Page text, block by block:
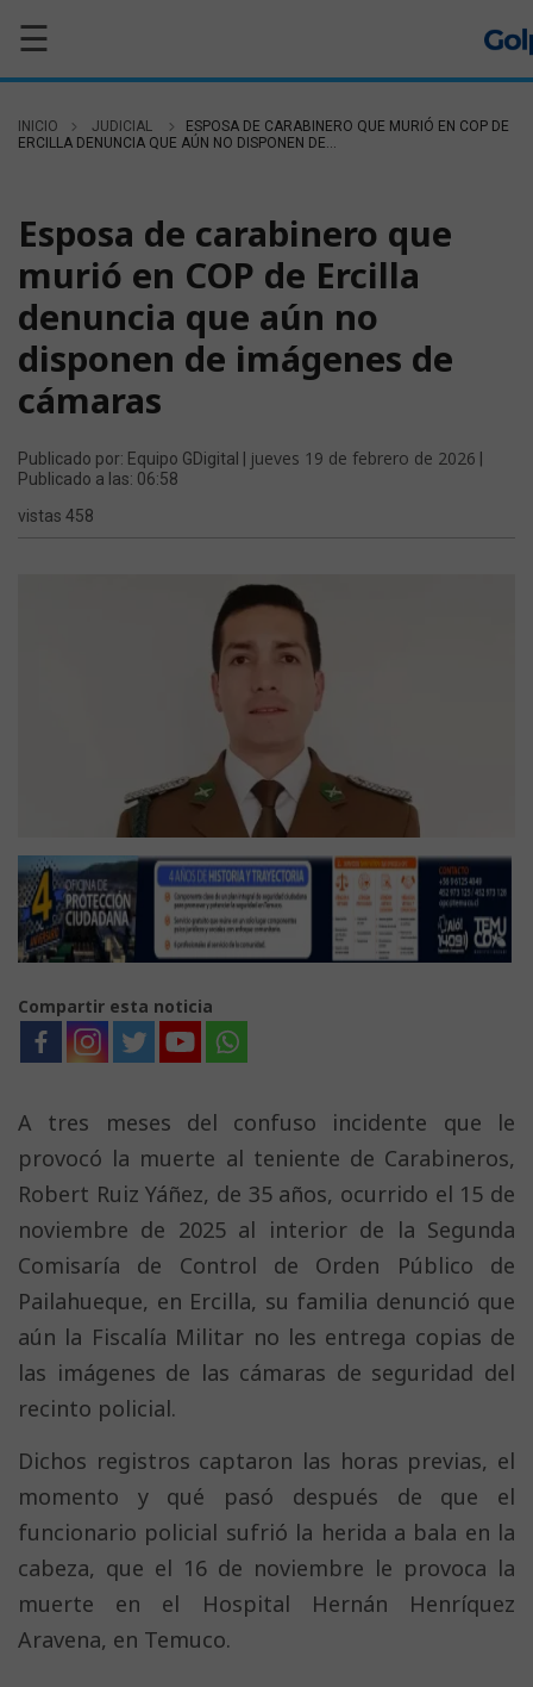
☰
INICIO JUDICIAL
ESPOSA DE CARABINERO QUE MURIÓ EN COP DE
ERCILLA DENUNCIA QUE AÚN NO DISPONEN DE...
Esposa de carabinero que
murió en COP de Ercilla
denuncia que aún no
disponen de imágenes de
cámaras
Publicado por: Equipo GDigital | jueves 19 de febrero de 2026
Publicado a las: 06:58
vistas 458
Compartir esta noticia
A tres meses del confuso incidente que le
provocó la muerte al teniente de Carabineros,
Robert Ruiz Yáñez, de 35 años, ocurrido el 15 de
noviembre de 2025 al interior de la Segunda
Comisaría de Control de Orden Público de
Pailahueque, en Ercilla, su familia denunció que
aún la Fiscalía Militar no les entrega copias de
las imágenes de las cámaras de seguridad del
recinto policial.
Dichos registros captaron las horas previas, el
momento y qué pasó después de que el
funcionario policial sufrió la herida a bala en la
cabeza, que el 16 de noviembre le provoca la
muerte en el Hospital Hernán Henríquez
Aravena, en Temuco.